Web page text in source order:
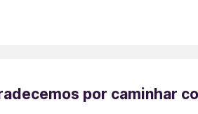
por caminhar